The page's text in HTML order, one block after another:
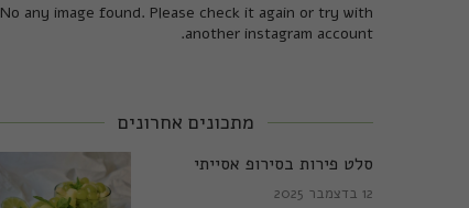
No any image found. Please check it again or try with
another instagram account.
מתכונים אחרונים
סלט פירות בסירופ אסייתי
12 בדצמבר 2025